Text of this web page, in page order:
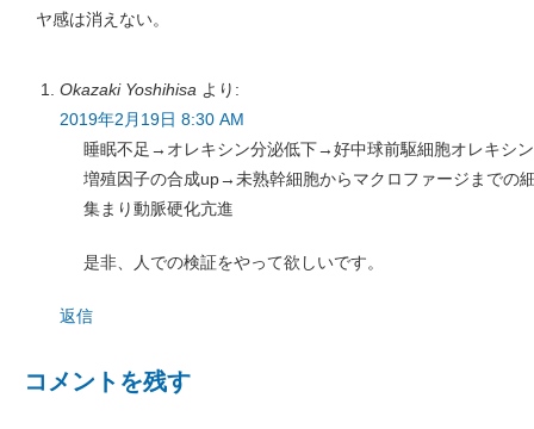
ヤ感は消えない。
Okazaki Yoshihisa より:
2019年2月19日 8:30 AM
睡眠不足→オレキシン分泌低下→好中球前駆細胞オレキシ
増殖因子の合成up→未熟幹細胞からマクロファージまでの
集まり動脈硬化亢進
是非、人での検証をやって欲しいです。
返信
コメントを残す